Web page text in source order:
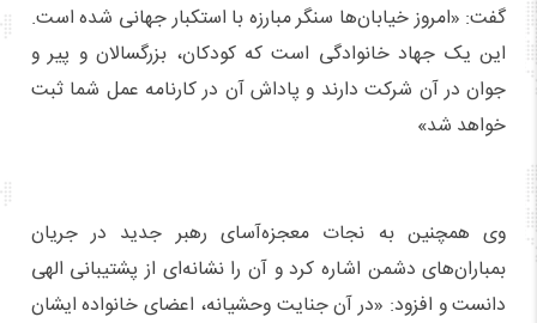
گفت: «امروز خیابان‌ها سنگر مبارزه با استکبار جهانی شده است.
این یک جهاد خانوادگی است که کودکان، بزرگسالان و پیر و
جوان در آن شرکت دارند و پاداش آن در کارنامه عمل شما ثبت
خواهد شد»
وی همچنین به نجات معجزه‌آسای رهبر جدید در جریان
بمباران‌های دشمن اشاره کرد و آن را نشانه‌ای از پشتیبانی الهی
دانست و افزود: «در آن جنایت وحشیانه، اعضای خانواده ایشان